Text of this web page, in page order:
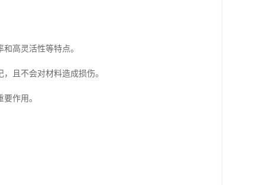
高灵活性等特点。
且不会对材料造成损伤。
作用。